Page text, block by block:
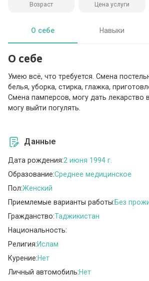
Возраст Цена услуги
О себе Навыки
О себе
Умею всё, что требуется. Смена
белья, уборка, стирка, глажка,
Смена памперсов, могу дать лекарство
могу выйти погулять.
Данные
Дата рождения:2 июня 1994 г.
Образование:Среднее медицинское
Пол:Женский
Приемлемые варианты работы:Без
Гражданство:Таджикистан
Национальность:
Религия:Ислам
Курение:Нет
Личный автомобиль:Нет